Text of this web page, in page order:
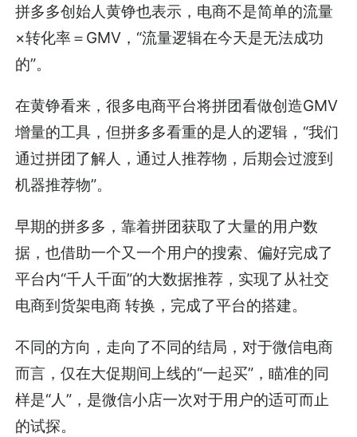
拼多多创始人黄铮也表示，电商不是简单的流量
×转化率＝GMV，“流量逻辑在今天是无法成功
的”。
在黄铮看来，很多电商平台将拼团看做创造GMV
增量的工具，但拼多多看重的是人的逻辑，“我们
通过拼团了解人，通过人推荐物，后期会过渡到
机器推荐物”。
早期的拼多多，靠着拼团获取了大量的用户数
据，也借助一个又一个用户的搜索、偏好完成了
平台内“千人千面”的大数据推荐，实现了从社交
电商到货架电商 转换，完成了平台的搭建。
不同的方向，走向了不同的结局，对于微信电商
而言，仅在大促期间上线的“一起买”，瞄准的同
样是“人”，是微信小店一次对于用户的适可而止
的试探。